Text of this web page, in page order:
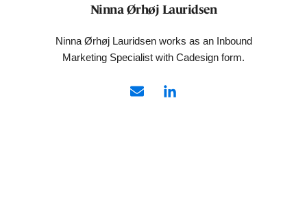
Ninna Ørhøj Lauridsen
Ninna Ørhøj Lauridsen works as an Inbound
Marketing Specialist with Cadesign form.